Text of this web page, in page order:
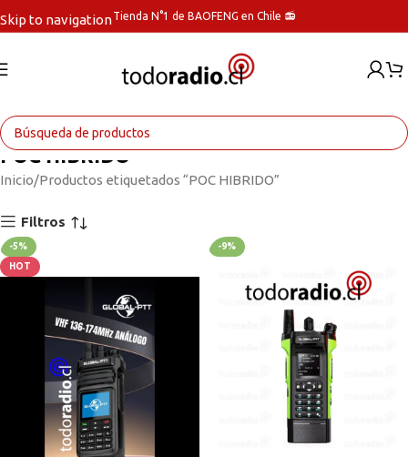
Skip to navigationTienda N°1 de BAOFENG en Chile 📻
POC HIBRIDO
Inicio Productos etiquetados “POC HIBRIDO”
Filtros
-5%
HOT
-9%